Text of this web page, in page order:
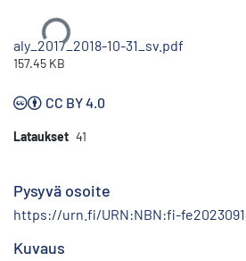
Ladataan...
aly_2017_2018-10-31_sv.pdf
157.45 KB
CC BY 4.0
Lataukset 41
Pysyvä osoite
https://urn.fi/URN:NBN:fi-
Kuvaus